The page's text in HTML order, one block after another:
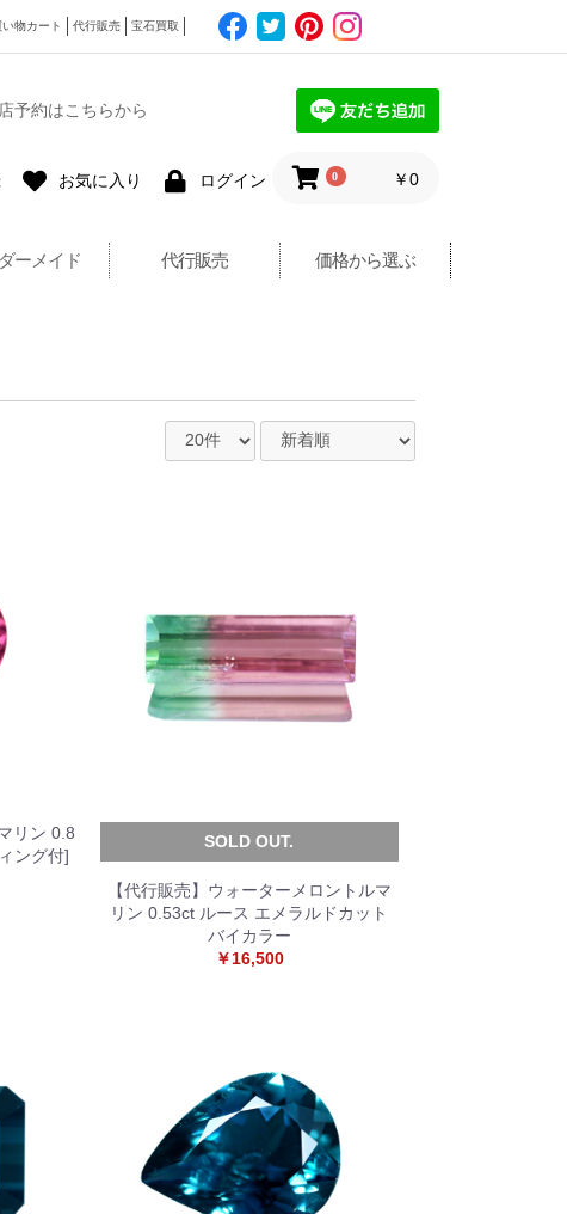
い物カート 代行販売 宝石買取
予約はこちらから
お気に入り ログイン 0 ￥0
ーメイド 代行販売 価格から選ぶ
リン 0.8
ング付]
SOLD OUT.
【代行販売】ウォーターメロントルマ
リン 0.53ct ルース エメラルドカット
バイカラー
￥16,500